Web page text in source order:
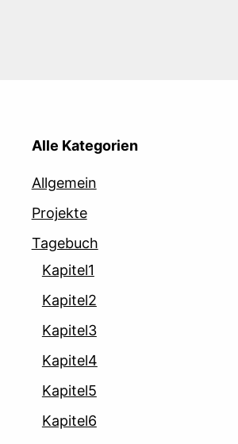
Alle Kategorien
Allgemein
Projekte
Tagebuch
Kapitel1
Kapitel2
Kapitel3
Kapitel4
Kapitel5
Kapitel6